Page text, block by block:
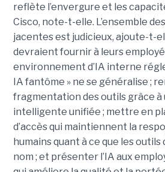
reflète l’envergure et les
Cisco, note-t-elle. L’ensemble
jacentes est judicieux, ajoute-t-
devraient fournir à leurs
environnement d’IA interne
IA fantôme » ne se généralise ;
fragmentation des outils grâce
intelligente unifiée ; mettre en
d’accès qui maintiennent la
humains quant à ce que les outils
nom ; et présenter l’IA aux